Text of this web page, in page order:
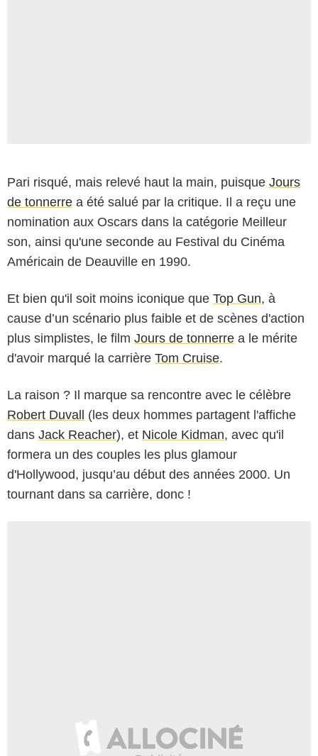
Pari risqué, mais relevé haut la main, puisque Jours
de tonnerre a été salué par la critique. Il a reçu une
nomination aux Oscars dans la catégorie Meilleur
son, ainsi qu'une seconde au Festival du Cinéma
Américain de Deauville en 1990.
Et bien qu'il soit moins iconique que Top Gun, à
cause d’un scénario plus faible et de scènes d'action
plus simplistes, le film Jours de tonnerre a le mérite
d'avoir marqué la carrière Tom Cruise.
La raison ? Il marque sa rencontre avec le célèbre
Robert Duvall (les deux hommes partagent l'affiche
dans Jack Reacher), et Nicole Kidman, avec qu'il
formera un des couples les plus glamour
d'Hollywood, jusqu’au début des années 2000. Un
tournant dans sa carrière, donc !